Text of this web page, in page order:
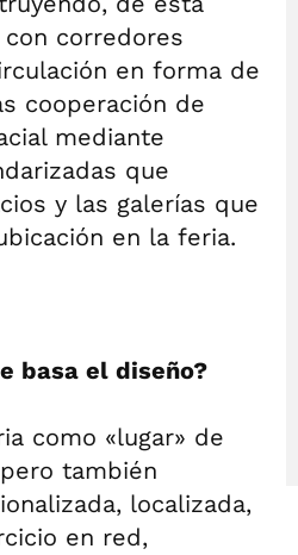
corredores
en forma de
cooperación de
mediante
que
y las galerías que
en la feria.
basa el diseño?
como «lugar» de
también
localizada,
en red,